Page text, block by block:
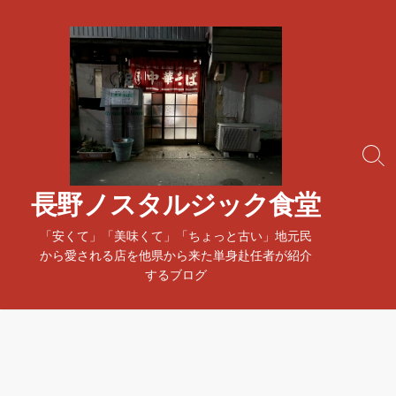
長野ノスタルジック食堂
「安くて」「美味くて」「ちょっと古い」地元民
から愛される店を他県から来た単身赴任者が紹介
するブログ
検